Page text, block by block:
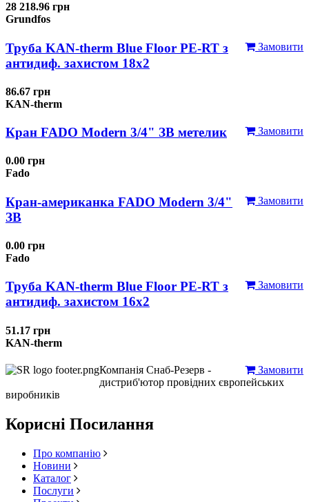
28 218.96 грн
Grundfos
Замовити
Труба KAN-therm Blue Floor PE-RT з
антидиф. захистом 18х2
86.67 грн
KAN-therm
Замовити
Кран FADO Modern 3/4" ЗВ метелик
0.00 грн
Fado
Замовити
Кран-американка FADO Modern 3/4"
ЗВ
0.00 грн
Fado
Замовити
Труба KAN-therm Blue Floor PE-RT з
антидиф. захистом 16х2
51.17 грн
KAN-therm
Замовити
Компанія Снаб-Резерв -
дистриб'ютор провідних європейських
виробників
Корисні Посилання
Про компанію
Новини
Каталог
Послуги